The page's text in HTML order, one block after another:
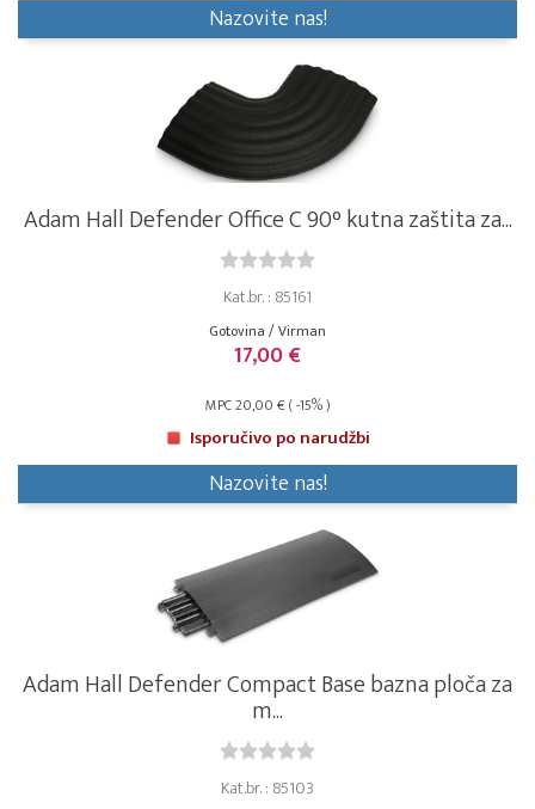
Nazovite nas!
Adam Hall Defender Office C 90° kutna zaštita za...
Kat.br. : 85161
Gotovina / Virman
17,00 €
MPC 20,00 € ( -15% )
Isporučivo po narudžbi
Nazovite nas!
Adam Hall Defender Compact Base bazna ploča za
m...
Kat.br. : 85103